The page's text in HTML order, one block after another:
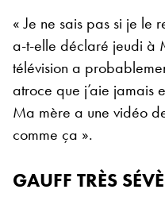
« Je ne sais pas si je le
a-t-elle déclaré jeudi à
télévision a
atroce que j’aie jamais
Ma mère a une vidéo
comme ça ».
GAUFF TRÈS